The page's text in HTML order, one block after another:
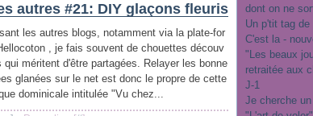
autres #21: DIY glaçons fleuris
les autres blogs, notamment via la plate-for
, je fais souvent de chouettes découv
qui méritent d'être partagées. Relayer les bonne
glanées sur le net est donc le propre de cette
dominicale intitulée "Vu chez...
dont on ne
Un p'tit tag
C'est la -
"Les beaux
retraitée aux
J-1
Je cherche